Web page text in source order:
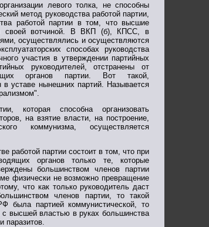
левого толка, не способны
метод руководства работой партии,
работой партии в том, что высшие
своей вотчиной. В ВКП (б), КПСС, в
осуществлялись и осуществляются
способах руководства
участия в утверждении партийных
руководителей, отстранены от
органов партии. Вот такой,
в уставе нынешних партий. Называется
которая способна организовать
на взятие власти, на построение,
коммунизма, осуществляется
работой партии состоит в том, что при
органов только те, которые
большинством членов партии
физически не возможно превращение
что как только руководитель даст
членов партии, то такой
была партией коммунистической, то
высшей властью в руках большинства
паразитов.